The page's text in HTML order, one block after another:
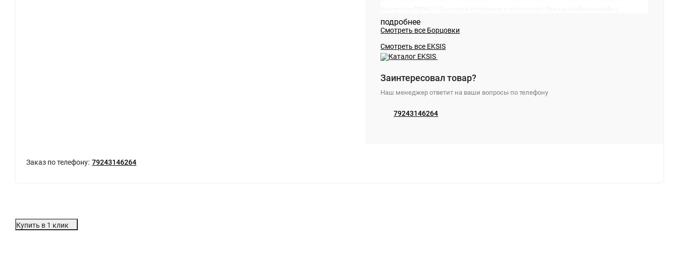
подробнее
Смотреть все Борцовки
Смотреть все EKSIS
Заинтересовал товар?
Наш менеджер ответит на ваши вопросы по телефону
79243146264
Заказ по телефону: 79243146264
Купить в 1 клик